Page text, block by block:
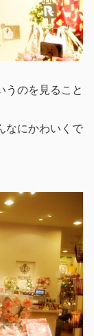
うのを見ること
なにかわいくで